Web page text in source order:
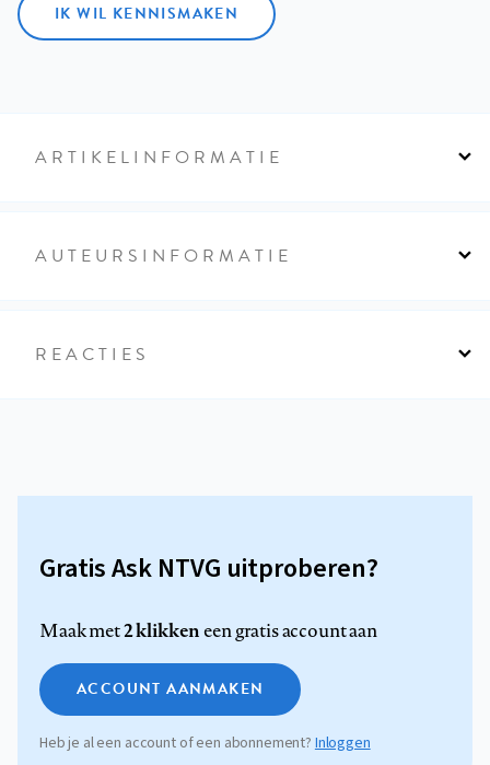
IK WIL KENNISMAKEN
ARTIKELINFORMATIE
AUTEURSINFORMATIE
REACTIES
Gratis Ask NTVG uitproberen?
Maak met2 klikkeneen gratis account aan
ACCOUNT AANMAKEN
Heb je al een account of een abonnement? Inloggen